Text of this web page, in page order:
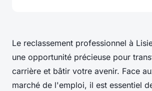
Le reclassement professionnel à
une opportunité précieuse pour
carrière et bâtir votre avenir. Face
marché de l'emploi, il est essentiel